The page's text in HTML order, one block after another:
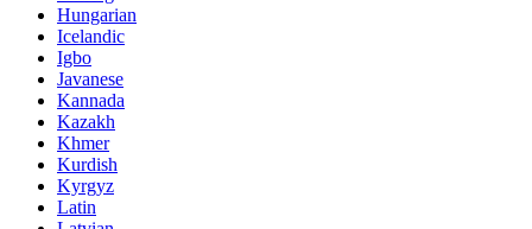
Hungarian
Icelandic
Igbo
Javanese
Kannada
Kazakh
Khmer
Kurdish
Kyrgyz
Latin